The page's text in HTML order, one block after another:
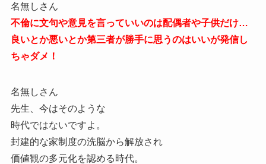
名無しさん
不倫に文句や意見を言っていいのは配偶者や子供だけ…
良いとか悪いとか第三者が勝手に思うのはいいが発信し
ちゃダメ！
名無しさん
先生、今はそのような
時代ではないですよ。
封建的な家制度の洗脳から解放され
価値観の多元化を認める時代。